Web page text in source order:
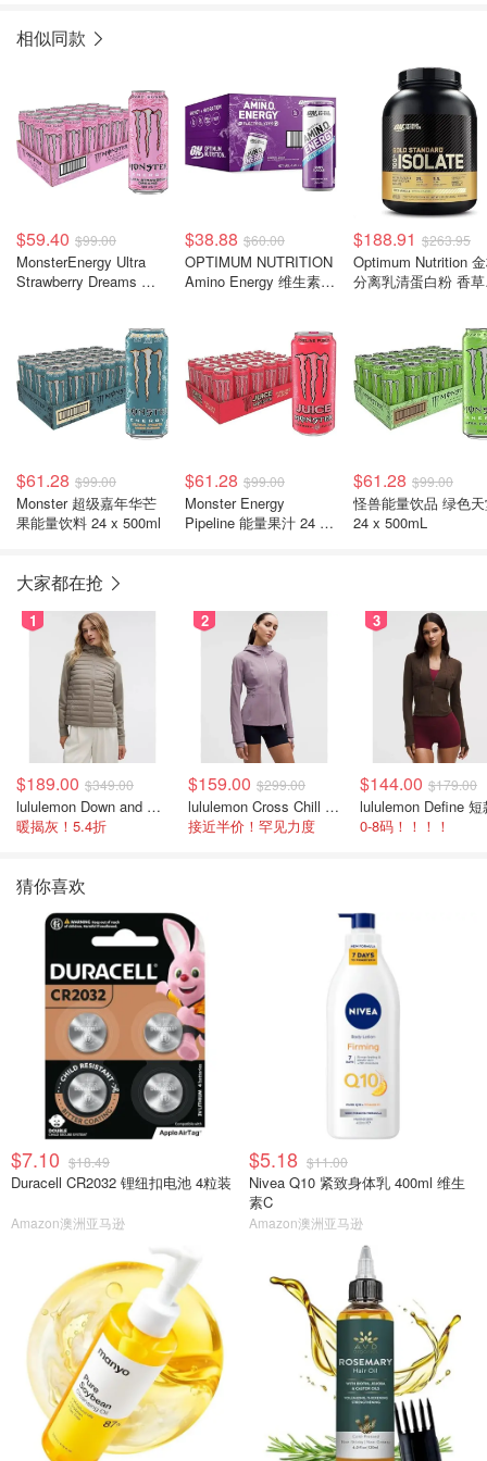
相似同款
$59.40 $99.00
MonsterEnergy Ultra
Strawberry Dreams 能
$38.88 $60.00
OPTIMUM NUTRITION
Amino Energy 维生素能
$188.91 $263.95
Optimum Nutrition
分离乳清蛋白粉 香
$61.28 $99.00
Monster 超级嘉年华芒
果能量饮料 24 x 500ml
$61.28 $99.00
Monster Energy
Pipeline 能量果汁 24 x
$61.28 $99.00
怪兽能量饮品 绿色
24 x 500mL
大家都在抢
1
$189.00 $349.00
lululemon Down and Around 羽绒夹克
暖揭灰！5.4折
2
$159.00 $299.00
lululemon Cross Chill 女士运动外套
接近半价！罕见力度
3
$144.00 $179.00
0-8码！！！！
猜你喜欢
$7.10 $18.49
Duracell CR2032 锂纽扣电池 4粒装
Amazon澳洲亚马逊
$5.18 $11.00
Nivea Q10 紧致身体乳 400ml 维生
素C
Amazon澳洲亚马逊